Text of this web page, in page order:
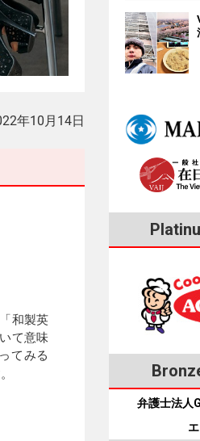
年10月14日
和製英
て意味
てみる
弁護士法人